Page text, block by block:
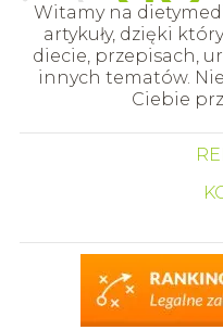
Witamy na
artykuły, dzięki
diecie, przepisach,
innych tematów.
Ciebie